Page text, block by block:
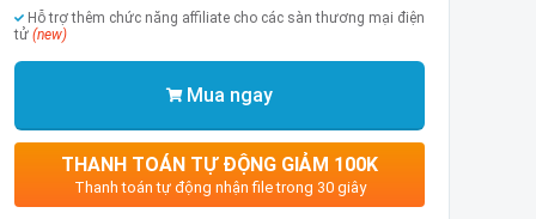
Hỗ trợ thêm chức năng affiliate cho các sàn thương mại điện
tử (new)
Mua ngay
THANH TOÁN TỰ ĐỘNG GIẢM 100K
Thanh toán tự động nhận file trong 30 giây